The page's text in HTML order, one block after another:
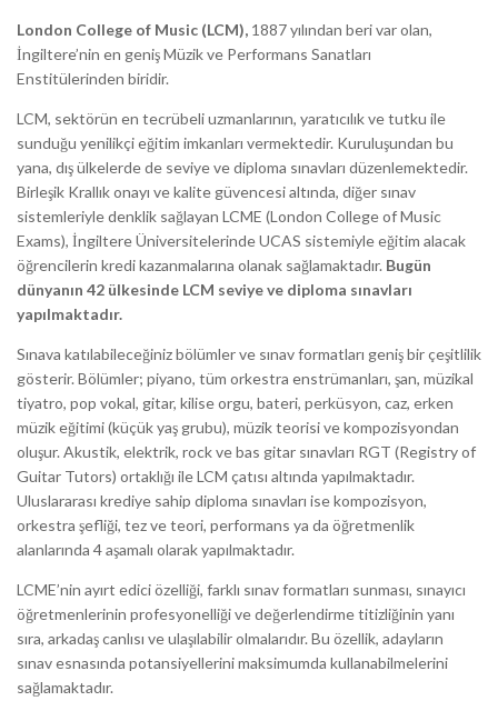
London College of Music (LCM), 1887 yılından beri var olan,
İngiltere’nin en geniş Müzik ve Performans Sanatları
Enstitülerinden biridir.
LCM, sektörün en tecrübeli uzmanlarının, yaratıcılık ve tutku ile
sunduğu yenilikçi eğitim imkanları vermektedir. Kuruluşundan bu
yana, dış ülkelerde de seviye ve diploma sınavları düzenlemektedir.
Birleşik Krallık onayı ve kalite güvencesi altında, diğer sınav
sistemleriyle denklik sağlayan LCME (London College of Music
Exams), İngiltere Üniversitelerinde UCAS sistemiyle eğitim alacak
öğrencilerin kredi kazanmalarına olanak sağlamaktadır. Bugün
dünyanın 42 ülkesinde LCM seviye ve diploma sınavları
yapılmaktadır.
Sınava katılabileceğiniz bölümler ve sınav formatları geniş bir çeşitlilik
gösterir. Bölümler; piyano, tüm orkestra enstrümanları, şan, müzikal
tiyatro, pop vokal, gitar, kilise orgu, bateri, perküsyon, caz, erken
müzik eğitimi (küçük yaş grubu), müzik teorisi ve kompozisyondan
oluşur. Akustik, elektrik, rock ve bas gitar sınavları RGT (Registry of
Guitar Tutors) ortaklığı ile LCM çatısı altında yapılmaktadır.
Uluslararası krediye sahip diploma sınavları ise kompozisyon,
orkestra şefliği, tez ve teori, performans ya da öğretmenlik
alanlarında 4 aşamalı olarak yapılmaktadır.
LCME’nin ayırt edici özelliği, farklı sınav formatları sunması, sınayıcı
öğretmenlerinin profesyonelliği ve değerlendirme titizliğinin yanı
sıra, arkadaş canlısı ve ulaşılabilir olmalarıdır. Bu özellik, adayların
sınav esnasında potansiyellerini maksimumda kullanabilmelerini
sağlamaktadır.